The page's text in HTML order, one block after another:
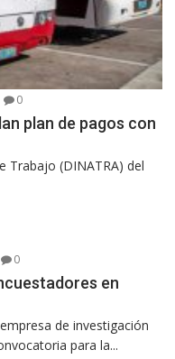
0
plan de pagos con
Trabajo (DINATRA) del
0
en
de investigación
para la...